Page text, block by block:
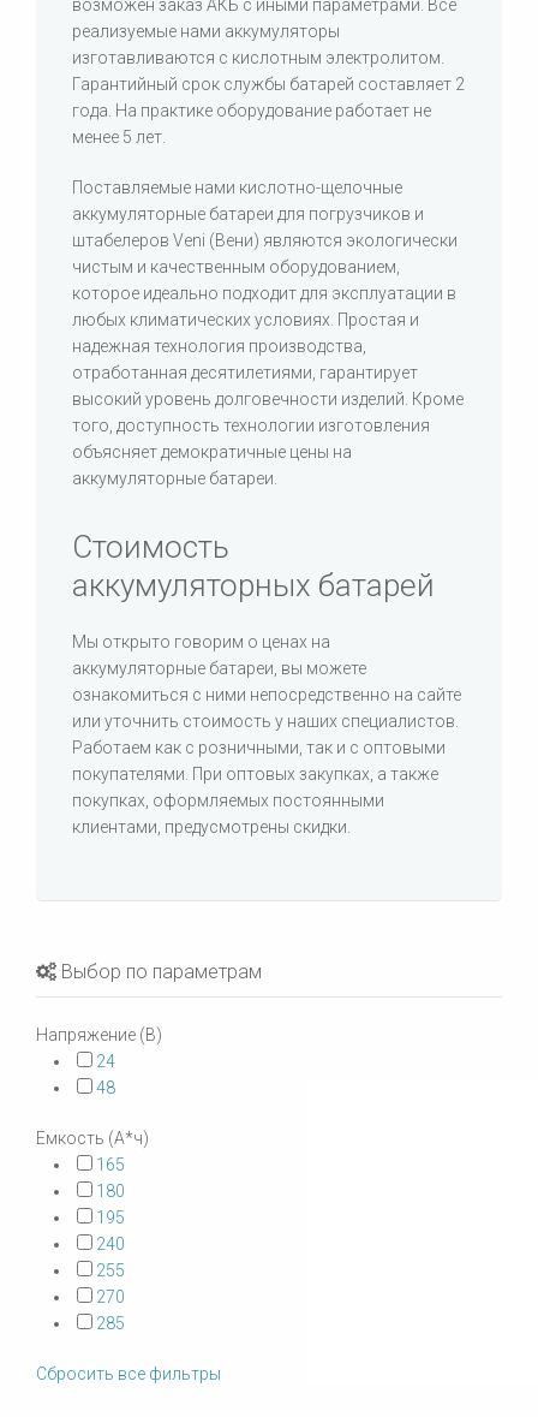
возможен заказ АКБ с иными параметрами. Все
реализуемые нами аккумуляторы
изготавливаются с кислотным электролитом.
Гарантийный срок службы батарей составляет 2
года. На практике оборудование работает не
менее 5 лет.
Поставляемые нами кислотно-щелочные
аккумуляторные батареи для погрузчиков и
штабелеров Veni (Вени) являются экологически
чистым и качественным оборудованием,
которое идеально подходит для эксплуатации в
любых климатических условиях. Простая и
надежная технология производства,
отработанная десятилетиями, гарантирует
высокий уровень долговечности изделий. Кроме
того, доступность технологии изготовления
объясняет демократичные цены на
аккумуляторные батареи.
Стоимость
аккумуляторных батарей
Мы открыто говорим о ценах на
аккумуляторные батареи, вы можете
ознакомиться с ними непосредственно на сайте
или уточнить стоимость у наших специалистов.
Работаем как с розничными, так и с оптовыми
покупателями. При оптовых закупках, а также
покупках, оформляемых постоянными
клиентами, предусмотрены скидки.
Выбор по параметрам
Напряжение (В)
24
48
Емкость (А*ч)
165
180
195
240
255
270
285
Сбросить все фильтры